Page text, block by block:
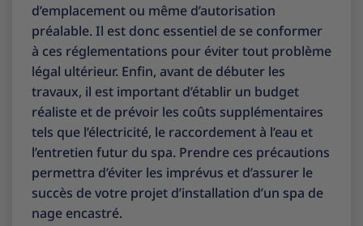
d’emplacement ou même d’autorisation
préalable. Il est donc essentiel de se conformer
à ces réglementations pour éviter tout problème
légal ultérieur. Enfin, avant de débuter les
travaux, il est important d’établir un budget
réaliste et de prévoir les coûts supplémentaires
tels que l’électricité, le raccordement à l’eau et
l’entretien futur du spa. Prendre ces précautions
permettra d’éviter les imprévus et d’assurer le
succès de votre projet d’installation d’un spa de
nage encastré.